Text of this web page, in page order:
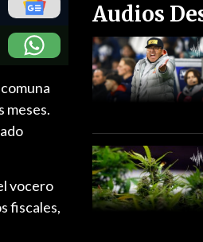
Audios
meses.
vocero
fiscales,